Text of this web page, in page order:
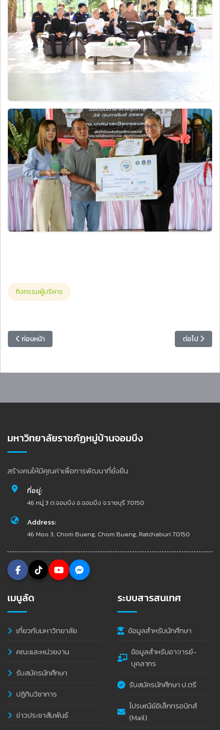
กิจกรรมผู้บริหาร
เนื้อหาก่อนหน้า: การประชุมคณะกรรมการติดตาม ตรวจสอบ และประเมิ
ก่อนหน้า เนื้อหาถัดไ
ต่อไป
มหาวิทยาลัยราชภัฏหมู่บ้านจอมบึง
สร้างคนให้มีคุณค่าเพื่อการพัฒนาที่ยั่งยืน
ที่อยู่:
46 หมู่ 3 ต.จอมบึง อ.จอมบึง จ.ราชบุรี 70150
Address:
46 Moo 3, Chom Bueng, Chom Bueng, Ratchaburi 70150
เมนูลัด
เกี่ยวกับมหาวิทยาลัย
คณะและหน่วยงาน
รับสมัครนักศึกษา
ปฏิทินวิชาการ
ข่าวประชาสัมพันธ์
ระบบสารสนเทศ
ข้อมูลสำหรับนักศึกษา
ข้อมูลสำหรับอาจารย์-
บุคลากร
รับสมัครนักศึกษา ป.ตรี
ไปรษณีย์อิเล็กทรอนิกส์
(Mail)